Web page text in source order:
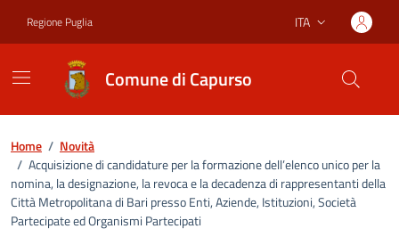
Regione Puglia Lingua attiva:
ITA
Comune di Capurso
Home / Novità
/ Acquisizione di candidature per la formazione dell’elenco unico per la
nomina, la designazione, la revoca e la decadenza di rappresentanti della
Città Metropolitana di Bari presso Enti, Aziende, Istituzioni, Società
Partecipate ed Organismi Partecipati